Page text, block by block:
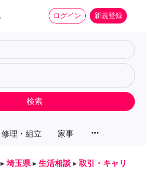
ログイン 新規登録
修理・組立 家事 more_horiz
検索
▸ 埼玉県 ▸ 生活相談 ▸ 取引・キャリ